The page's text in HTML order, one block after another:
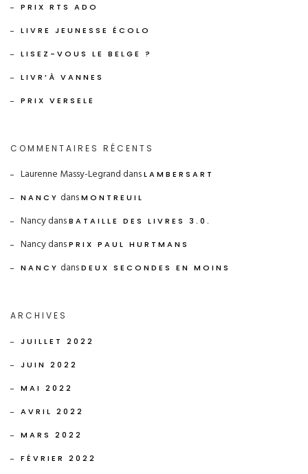
PRIX RTS ADO
LIVRE JEUNESSE ÉCOLO
LISEZ-VOUS LE BELGE ?
LIVR’À VANNES
PRIX VERSELE
COMMENTAIRES RÉCENTS
Laurenne Massy-LegranddansLAMBERSART
NANCY dansMONTREUIL
NancydansBATAILLE DES LIVRES 3.0.
NancydansPRIX PAUL HURTMANS
NANCY dansDEUX SECONDES EN MOINS
ARCHIVES
JUILLET 2022
JUIN 2022
MAI 2022
AVRIL 2022
MARS 2022
FÉVRIER 2022